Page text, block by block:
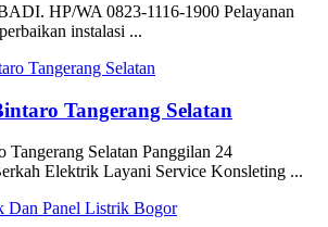
HP/WA 0823-1116-1900 Pelayanan
instalasi ...
Tangerang Selatan
Selatan Panggilan 24
Elektrik Layani Service Konsleting ...